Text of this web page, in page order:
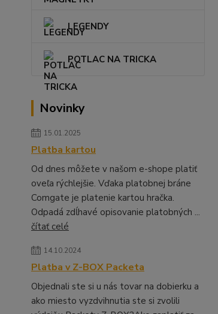
LEGENDY
POTLAC NA TRICKA
Novinky
15.01.2025
Platba kartou
Od dnes môžete v našom e-shope platiť
oveľa rýchlejšie. Vďaka platobnej bráne
Comgate je platenie kartou hračka.
Odpadá zdĺhavé opisovanie platobných ...
čítať celé
14.10.2024
Platba v Z-BOX Packeta
Objednali ste si u nás tovar na dobierku a
ako miesto vyzdvihnutia ste si zvolili